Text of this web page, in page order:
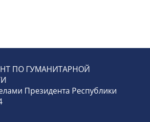
ПО ГУМАНИТАРНОЙ
Президента Республики